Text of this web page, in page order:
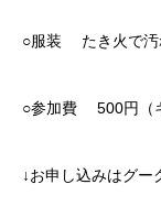
○服装 たき火で汚
○参加費 500円（
↓お申し込みはグー